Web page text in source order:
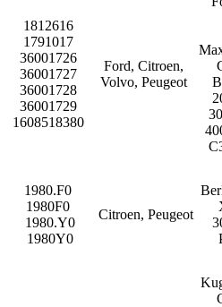
1812616
1791017
36001726
36001727
36001728
36001729
1608518380
Ford, Citroen,
Volvo, Peugeot
1980.F0
1980F0
1980.Y0
1980Y0
Citroen, Peugeot